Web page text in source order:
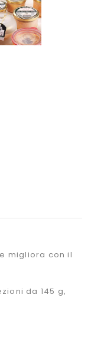
migliora con il
da 145 g,